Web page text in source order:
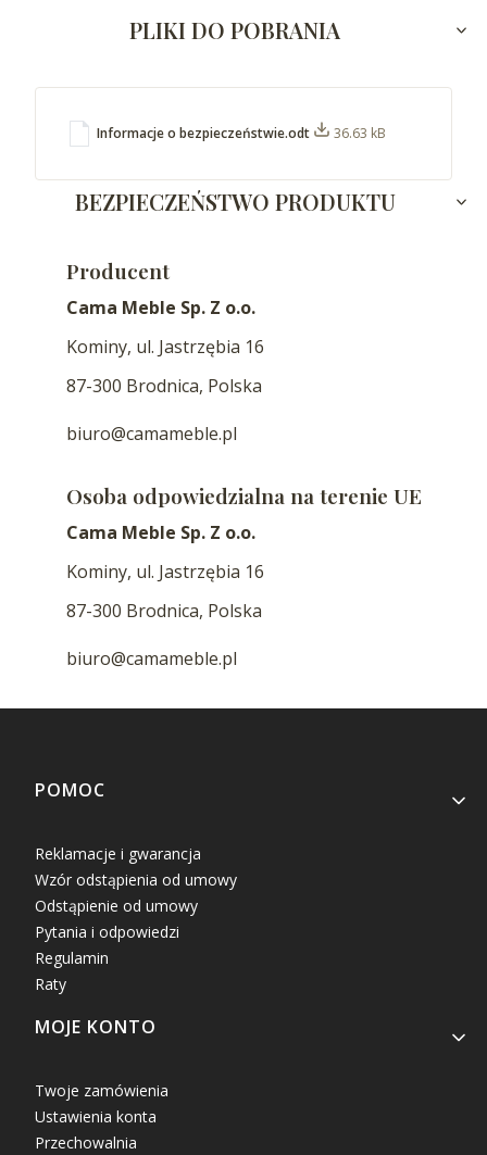
PLIKI DO POBRANIA
Informacje o bezpieczeństwie.odt 36.63 kB
BEZPIECZEŃSTWO PRODUKTU
Producent
Cama Meble Sp. Z o.o.
Kominy, ul. Jastrzębia 16
87-300 Brodnica, Polska
biuro@camameble.pl
Osoba odpowiedzialna na terenie UE
Cama Meble Sp. Z o.o.
Kominy, ul. Jastrzębia 16
87-300 Brodnica, Polska
biuro@camameble.pl
Linki w stopce
POMOC
Reklamacje i gwarancja
Wzór odstąpienia od umowy
Odstąpienie od umowy
Pytania i odpowiedzi
Regulamin
Raty
MOJE KONTO
Twoje zamówienia
Ustawienia konta
Przechowalnia